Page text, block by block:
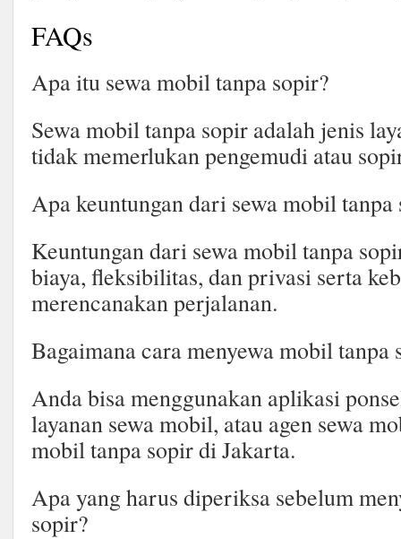
FAQs
Apa itu sewa mobil tanpa sopir?
Sewa mobil tanpa sopir adalah jenis
tidak memerlukan pengemudi atau
Apa keuntungan dari sewa mobil tanpa
Keuntungan dari sewa mobil tanpa
biaya, fleksibilitas, dan privasi serta
merencanakan perjalanan.
Bagaimana cara menyewa mobil tanpa
Anda bisa menggunakan aplikasi
layanan sewa mobil, atau agen sewa
mobil tanpa sopir di Jakarta.
Apa yang harus diperiksa sebelum
sopir?